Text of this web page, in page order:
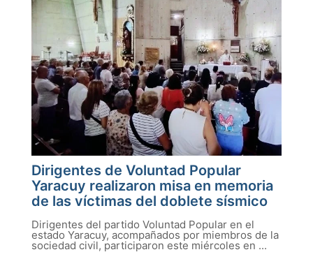
Dirigentes de Voluntad Popular
Yaracuy realizaron misa en memoria
de las víctimas del doblete sísmico
Dirigentes del partido Voluntad Popular en el
estado Yaracuy, acompañados por miembros de la
sociedad civil, participaron este miércoles en ...